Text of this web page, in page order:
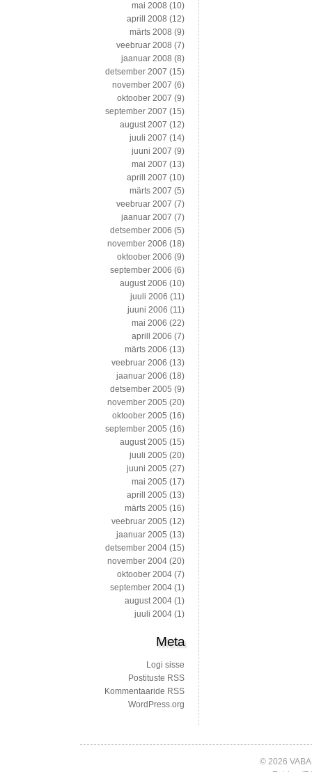
mai 2008 (10)
aprill 2008 (12)
märts 2008 (9)
veebruar 2008 (7)
jaanuar 2008 (8)
detsember 2007 (15)
november 2007 (6)
oktoober 2007 (9)
september 2007 (15)
august 2007 (12)
juuli 2007 (14)
juuni 2007 (9)
mai 2007 (13)
aprill 2007 (10)
märts 2007 (5)
veebruar 2007 (7)
jaanuar 2007 (7)
detsember 2006 (5)
november 2006 (18)
oktoober 2006 (9)
september 2006 (6)
august 2006 (10)
juuli 2006 (11)
juuni 2006 (11)
mai 2006 (22)
aprill 2006 (7)
märts 2006 (13)
veebruar 2006 (13)
jaanuar 2006 (18)
detsember 2005 (9)
november 2005 (20)
oktoober 2005 (16)
september 2005 (16)
august 2005 (15)
juuli 2005 (20)
juuni 2005 (27)
mai 2005 (17)
aprill 2005 (13)
märts 2005 (16)
veebruar 2005 (12)
jaanuar 2005 (13)
detsember 2004 (15)
november 2004 (20)
oktoober 2004 (7)
september 2004 (1)
august 2004 (1)
juuli 2004 (1)
Meta
Logi sisse
Postituste RSS
Kommentaaride RSS
WordPress.org
© 2026